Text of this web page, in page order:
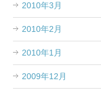
2010年3月
2010年2月
2010年1月
2009年12月